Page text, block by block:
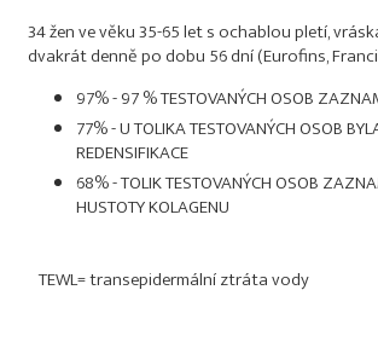
34 žen ve věku 35-65 let s ochablou pletí,
dvakrát denně po dobu 56 dní (Eurofins,
97% - 97 % TESTOVANÝCH OSOB
77% - U TOLIKA TESTOVANÝCH OSOB
REDENSIFIKACE
68% - TOLIK TESTOVANÝCH OSOB
HUSTOTY KOLAGENU
TEWL= transepidermální ztráta vody